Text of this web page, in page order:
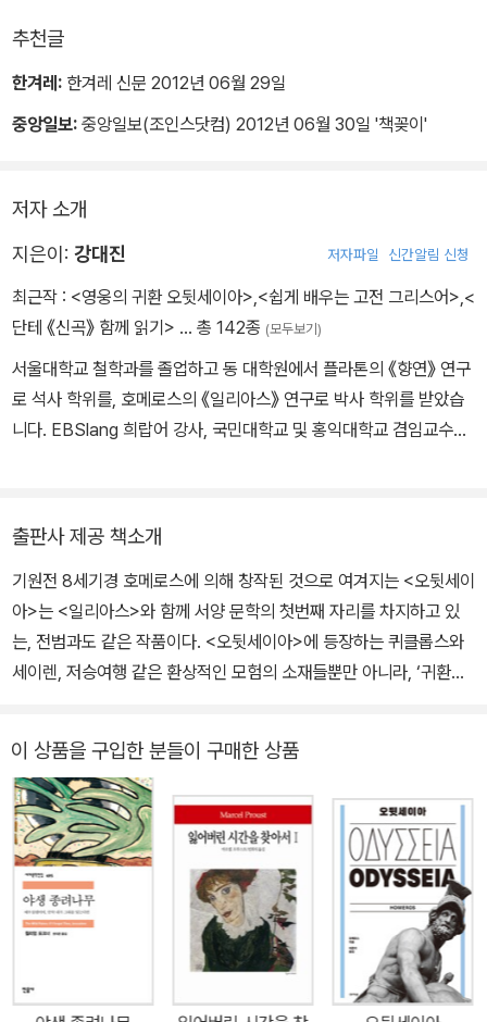
는 순간, 늙은 개는 죽음을 맞이한다. 마치 주인이 돌아와서 더 이상
자기가 집을 지킬 의무가 없다는 듯이, 임무를 인계하듯이.
구조가 매우 유사한데, 『일리아스의 앞부분이 아킬레우스의 분노‘라
는 말을 꾸며 주는 구절(형용사절)로 이어지듯이, 『오뒷세이아』에서
는
그 남자에 대하여 내게 말씀해 주소서, 무사 여신이여, 꾀가 많은 그사
닌 그 사람에 대해,
그는 수많은 사람들의 도시들을 보았고 그들의 마음가짐을 알았으며,
바다에서는 자신의 영혼과 동료들의 귀향을 구하려다가 그 마음에많
은 고통을 당했습니다. 하지만 그렇게 원했지만 그는동료들을 구하
지 못했으니, 그들은 자신들의 생각 없음 때문에파멸하고 말았던 것
입니다. 그 어리석은 자들은 헬리오스 휘페리온의소들을잡아먹었
추천글
한겨레: 한겨레 신문 2012년 06월 29일
중앙일보: 중앙일보(조인스닷컴) 2012년 06월 30일 '책꽂이'
저자 소개
지은이: 강대진 저자파일 신간알림 신청
최근작 : <영웅의 귀환 오뒷세이아> <쉽게 배우는 고전 그리스어> <
단테 《신곡》 함께 읽기> … 총 142종 (모두보기)
서울대학교 철학과를 졸업하고 동 대학원에서 플라톤의 《향연》 연구
로 석사 학위를, 호메로스의 《일리아스》 연구로 박사 학위를 받았습
니다. EBSlang 희랍어 강사, 국민대학교 및 홍익대학교 겸임교수를
변을 넓히는 데 힘쓰고 있습니다. 저서로 《그리스 로마 신화》 《그리
스 신화 교실》 《신화의 세계》 등이 있으며, 《아폴로도로스 신화집》을
비롯한 여러 서양 고전을 우리말로 옮겼습니다. 또한 《인문학 명강:
서양고전》 등에 공저자로 참여하였고, 《그리스 로마 신화 사전》 등
다수의 책을 감수했습니다.
출판사 제공 책소개
기원전 8세기경 호메로스에 의해 창작된 것으로 여겨지는 <오뒷세이
아>는 <일리아스>와 함께 서양 문학의 첫번째 자리를 차지하고 있
는, 전범과도 같은 작품이다. <오뒷세이아>에 등장하는 퀴클롭스와
세이렌, 저승여행 같은 환상적인 모험의 소재들뿐만 아니라, ‘귀환과
디우스, 베르길리우스 등 고전기의 작가들부터, 단테의 <신곡>과 제
임스 조이스의 <율리시스>를 거쳐, 오늘날의 만화, 게임, 애니메이
션, 장르소설에 이르기까지 수많은 작품들이 ‘고전 중의 고전’인 <오
뒷세이아>로부터 소재와 영감을 빌려 왔다. 이런 의미에서 <오뒷세
이아>는 그야말로 서양 문화의 보고(寶庫)라 할 수 있을 것이다. 이
책 <오뒷세이아, 모험과 귀향, 일상의 복원에 관한 서사시>는 <오뒷
세이아>에 대한 탁월한 안내서이자 해석서이다. 이미 전작인 <일리
아스, 영웅들의 전장에서 싹튼 운명의 서사시>를 통해서 독자들에게
<일리아스>의 원전을 읽는 재미를 선사한 바 있는 강대진은 ‘리라이
이 상품을 구입한 분들이 구매한 상품